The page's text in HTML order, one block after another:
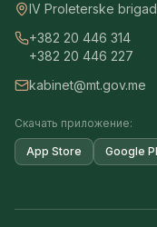
IV Proleterske
+382 20 446 314
+382 20 446 227
kabinet@mt.gov.me
Скачать приложение:
App Store Google